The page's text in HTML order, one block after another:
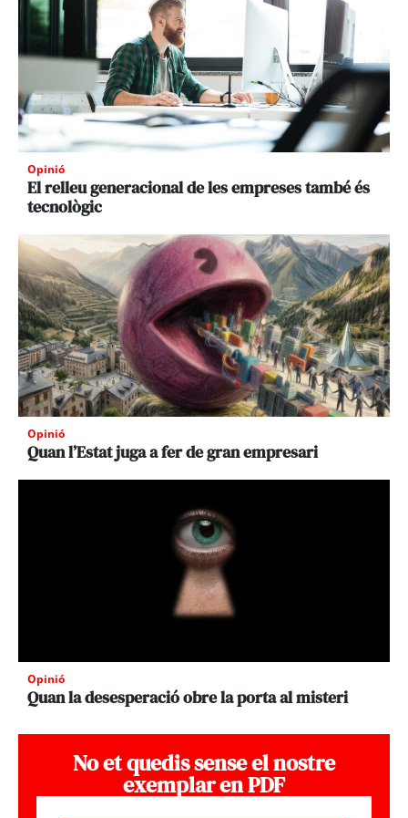
Opinió
El relleu generacional de les empreses també és
tecnològic
Opinió
Quan l’Estat juga a fer de gran empresari
Opinió
Quan la desesperació obre la porta al misteri
No et quedis sense el nostre
exemplar en PDF